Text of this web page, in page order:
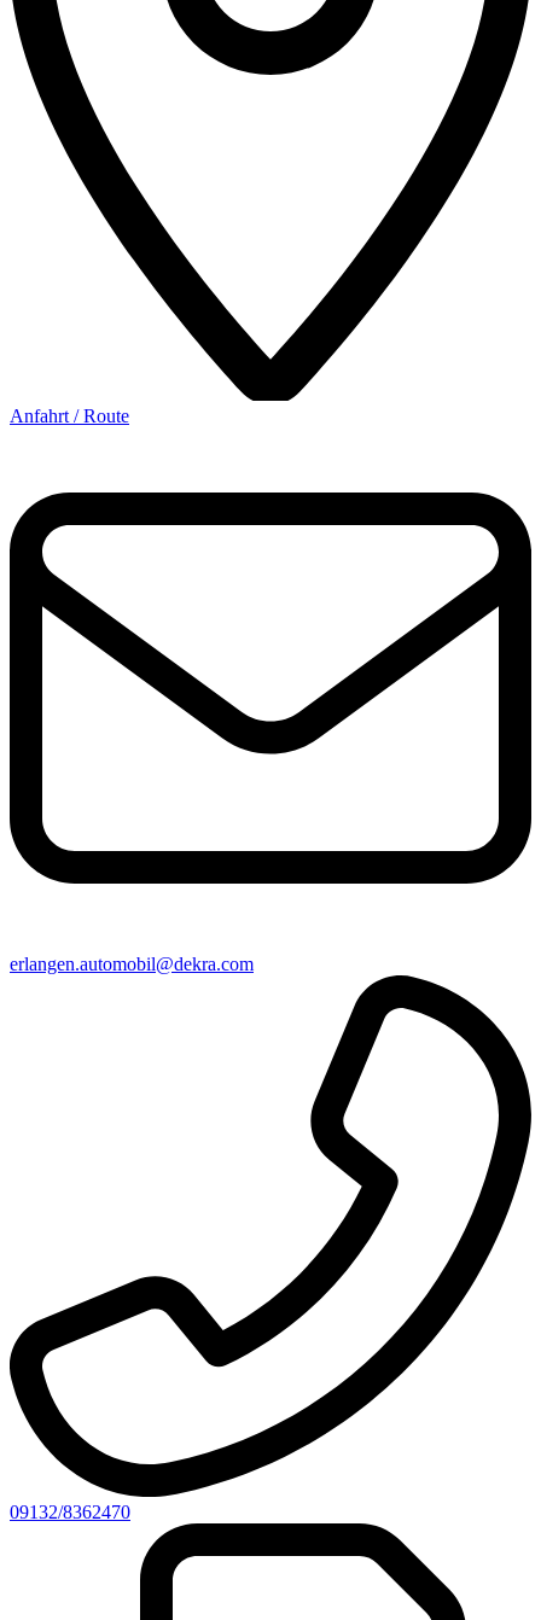
Anfahrt / Route
erlangen​.automobil@​dekra.com
09132/8362470